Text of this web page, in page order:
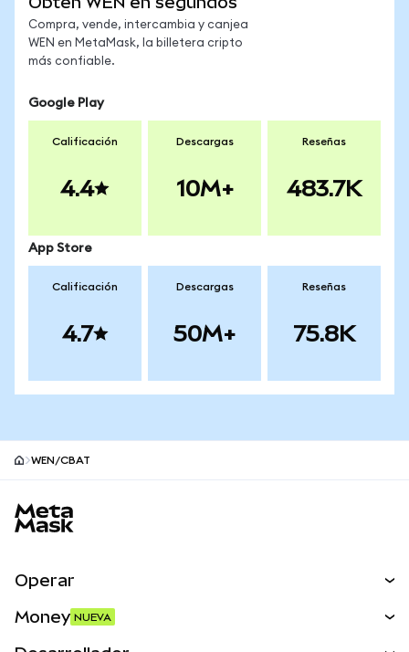
Compra, vende, intercambia y canjea
WEN en MetaMask, la billetera cripto
más confiable.
Google Play
Calificación
4.4
Descargas
10M+
Reseñas
483.7K
App Store
Calificación
4.7
Descargas
50M+
Reseñas
75.8K
WEN/CBAT
Operar
Money NUEVA